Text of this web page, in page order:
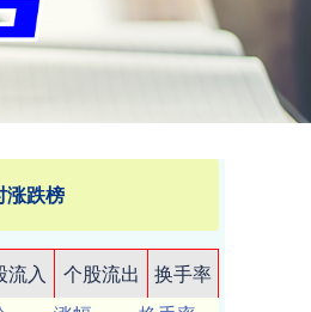
涨跌榜
流入 个股流出
换手率